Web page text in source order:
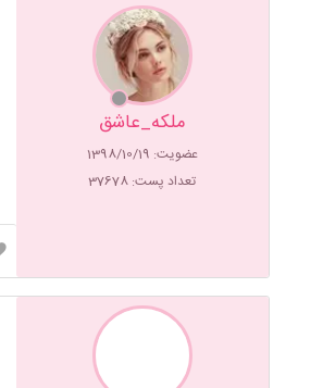
ملکه_عاشق
عضویت: 1398/10/19
تعداد پست: 37678